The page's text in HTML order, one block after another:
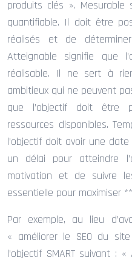
produits clés ». Mesurable
quantifiable. Il doit être
réalisés et de
Atteignable signifie que
réalisable. Il ne sert à
ambitieux qui ne peuvent
que l’objectif doit être
ressources disponibles.
l’objectif doit avoir une
un délai pour atteindre
motivation et de suivre
essentielle pour maximiser
Par exemple, au lieu
« améliorer le SEO du
l’objectif SMART suivant :